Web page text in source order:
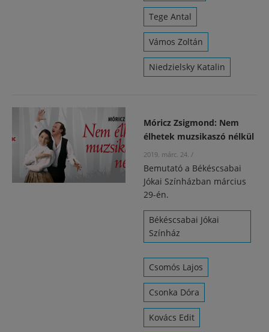
Tege Antal
Vámos Zoltán
Niedzielsky Katalin
Móricz Zsigmond: Nem
élhetek muzsikaszó nélkül
2019. márc. 24. /
Bemutató a Békéscsabai
Jókai Színházban március
29-én.
Békéscsabai Jókai
Színház
Csomós Lajos
Csonka Dóra
Kovács Edit